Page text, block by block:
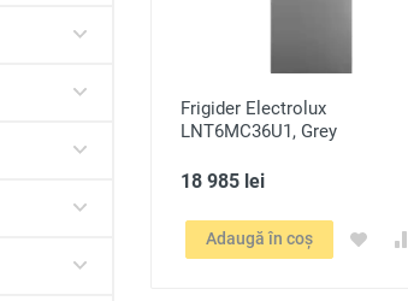
Frigider Electrolux
LNT6MC36U1, Grey
18 985 lei
Adaugă în coș